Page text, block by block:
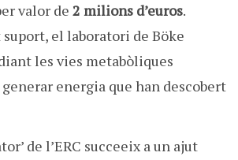
valor de 2 milions d’euros.
suport, el laboratori de Böke
les vies metabòliques
energia que han descobert
de l’ERC succeeix a un ajut